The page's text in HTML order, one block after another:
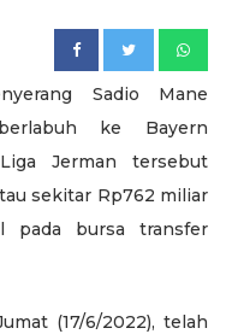
Sadio Mane
ke Bayern
Jerman tersebut
sekitar Rp762 miliar
pada bursa transfer
(17/6/2022), telah